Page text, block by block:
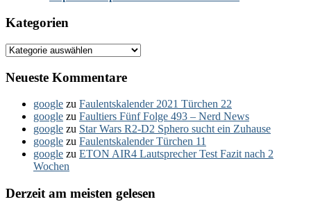
Kategorien
Kategorien
Neueste Kommentare
google zu Faulentskalender 2021 Türchen 22
google zu Faultiers Fünf Folge 493 – Nerd News
google zu Star Wars R2-D2 Sphero sucht ein Zuhause
google zu Faulentskalender Türchen 11
google zu ETON AIR4 Lautsprecher Test Fazit nach 2
Wochen
Derzeit am meisten gelesen